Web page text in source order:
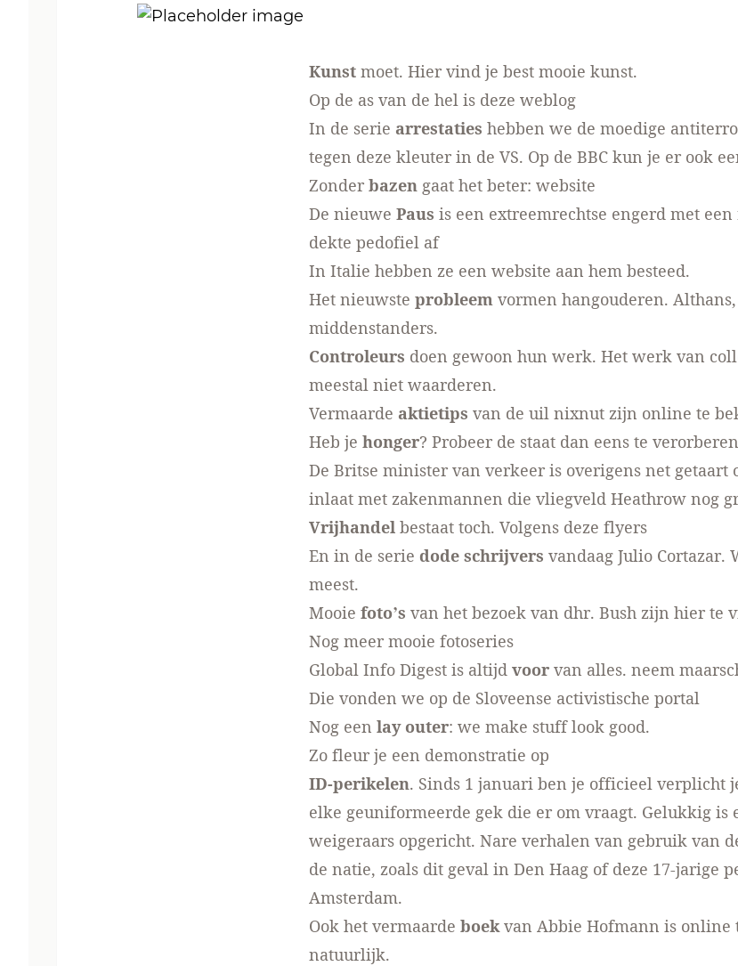
Kunst moet. Hier vind je best mooie kunst.
Op de as van de hel is deze weblog
In de serie arrestaties hebben we de moedige
tegen deze kleuter in de VS. Op de BBC kun je er ook
Zonder bazen gaat het beter: website
De nieuwe Paus is een extreemrechtse engerd met
dekte pedofiel af
In Italie hebben ze een website aan hem besteed.
Het nieuwste probleem vormen hangouderen.
middenstanders.
Controleurs doen gewoon hun werk. Het werk van
meestal niet waarderen.
Vermaarde aktietips van de uil nixnut zijn online te
Heb je honger? Probeer de staat dan eens te
De Britse minister van verkeer is overigens net getaart
inlaat met zakenmannen die vliegveld Heathrow nog
Vrijhandel bestaat toch. Volgens deze flyers
En in de serie dode schrijvers vandaag Julio Cortazar.
meest.
Mooie foto’s van het bezoek van dhr. Bush zijn hier te
Nog meer mooie fotoseries
Global Info Digest is altijd voor van alles. neem
Die vonden we op de Sloveense activistische portal
Nog een lay outer: we make stuff look good.
Zo fleur je een demonstratie op
ID-perikelen. Sinds 1 januari ben je officieel verplicht
elke geuniformeerde gek die er om vraagt. Gelukkig is
weigeraars opgericht. Nare verhalen van gebruik van
de natie, zoals dit geval in Den Haag of deze 17-jarige
Amsterdam.
Ook het vermaarde boekvan Abbie Hofmann is online
natuurlijk.